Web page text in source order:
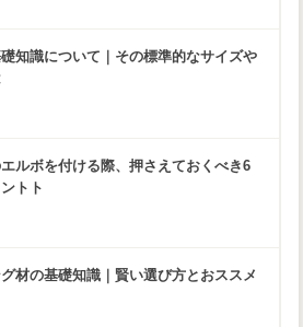
知識について｜その標準的なサイズや
ルボを付ける際、押さえておくべき6
トト
材の基礎知識｜賢い選び方とおススメ